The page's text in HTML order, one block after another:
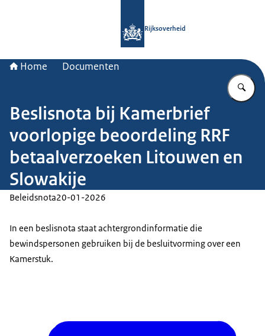
Rijksoverheid
Home Documenten
Beslisnota bij Kamerbrief
voorlopige beoordeling RRF
betaalverzoeken Litouwen en
Slowakije
Beleidsnota20-01-2026
In een beslisnota staat achtergrondinformatie die
bewindspersonen gebruiken bij de besluitvorming over een
Kamerstuk.